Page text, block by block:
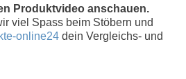
Produktvideo anschauen.
viel Spass beim Stöbern und
online24 dein Vergleichs- und